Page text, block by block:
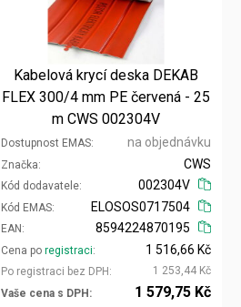
Kabelová krycí deska DEKAB
FLEX 300/4 mm PE červená - 25
m CWS 002304V
Dostupnost EMAS na objednávku
Značka
Kód dodavatele
CWS
002304V
Kód EMAS
EAN
ELOSOS0717504
8594224870195
Cena po registraci
Po registraci bez DPH
1 516,66 Kč
1 253,44 Kč
Vaše cena s DPH
1 579,75 Kč